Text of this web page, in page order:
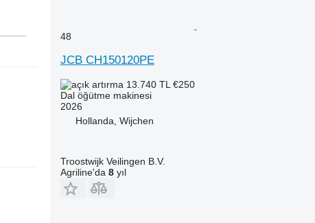
48
JCB CH150120PE
13.740 TL €250
Dal öğütme makinesi
2026
Hollanda, Wijchen
Troostwijk Veilingen B.V.
Agriline'da 8yıl